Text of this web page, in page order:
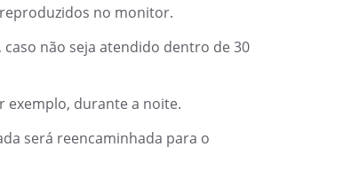
no monitor.
não seja atendido dentro de 30
exemplo, durante a noite.
será reencaminhada para o